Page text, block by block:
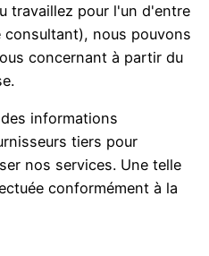
travaillez pour l'un d'entre
nous pouvons
concernant à partir du
informations
tiers pour
nos services. Une telle
conformément à la